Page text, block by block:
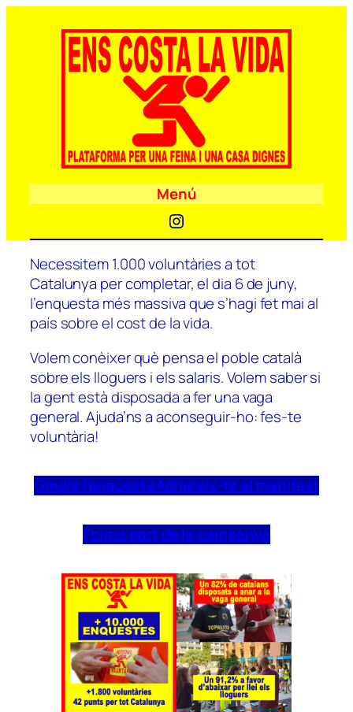
Menú
Instagram
Necessitem 1.000 voluntàries a tot
Catalunya per completar, el dia 6 de juny,
l’enquesta més massiva que s’hagi fet mai al
país sobre el cost de la vida.
Volem conèixer què pensa el poble català
sobre els lloguers i els salaris. Volem saber si
la gent està disposada a fer una vaga
general. Ajuda’ns a aconseguir-ho: fes-te
voluntària!
Omple l’enquestaAdhereix-te al manifest
Forma part de la campanya